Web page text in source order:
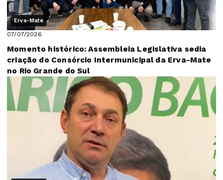
Erva-Mate
07/07/2026
Momento histórico: Assembleia Legislativa sedia
criação do Consórcio Intermunicipal da Erva-Mate
no Rio Grande do Sul